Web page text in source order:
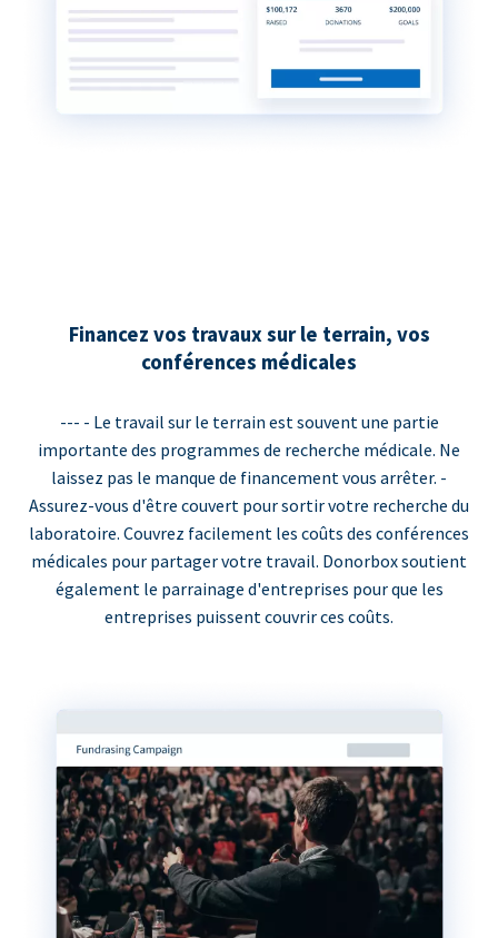
Financez vos travaux sur le terrain, vos
conférences médicales
--- - Le travail sur le terrain est souvent une partie
importante des programmes de recherche médicale. Ne
laissez pas le manque de financement vous arrêter. -
Assurez-vous d'être couvert pour sortir votre recherche du
laboratoire. Couvrez facilement les coûts des conférences
médicales pour partager votre travail. Donorbox soutient
également le parrainage d'entreprises pour que les
entreprises puissent couvrir ces coûts.